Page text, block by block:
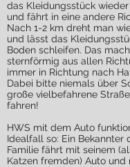
das Kleidungsstück
und fährt in eine andere
Nach 1-2 km dreht man
und lässt das
Boden schleifen. Das
sternförmig aus allen
immer in Richtung nach
Dabei bitte niemals über
große vielbefahrene
fahren!
HWS mit dem Auto
Idealfall so: Ein Bekannter
Familie fährt mit seinem
Katzen fremden) Auto und